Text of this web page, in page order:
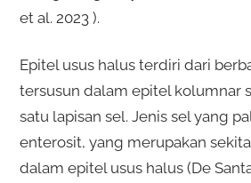
et al. 2023 ).
Epitel usus halus terdiri dari
tersusun dalam epitel kolumnar
satu lapisan sel. Jenis sel yang
enterosit, yang merupakan
dalam epitel usus halus (De